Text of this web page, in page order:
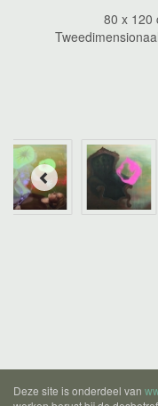
80 x 120
Deze site is onderdeel van